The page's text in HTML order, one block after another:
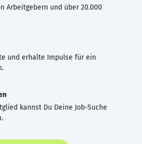
Arbeitgebern und über 20.000
und erhalte Impulse für ein
kannst Du Deine Job-Suche